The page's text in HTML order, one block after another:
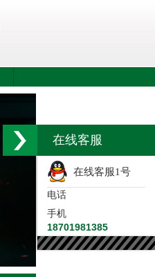
在线客服
在线客服1号
电话
手机
18701981385